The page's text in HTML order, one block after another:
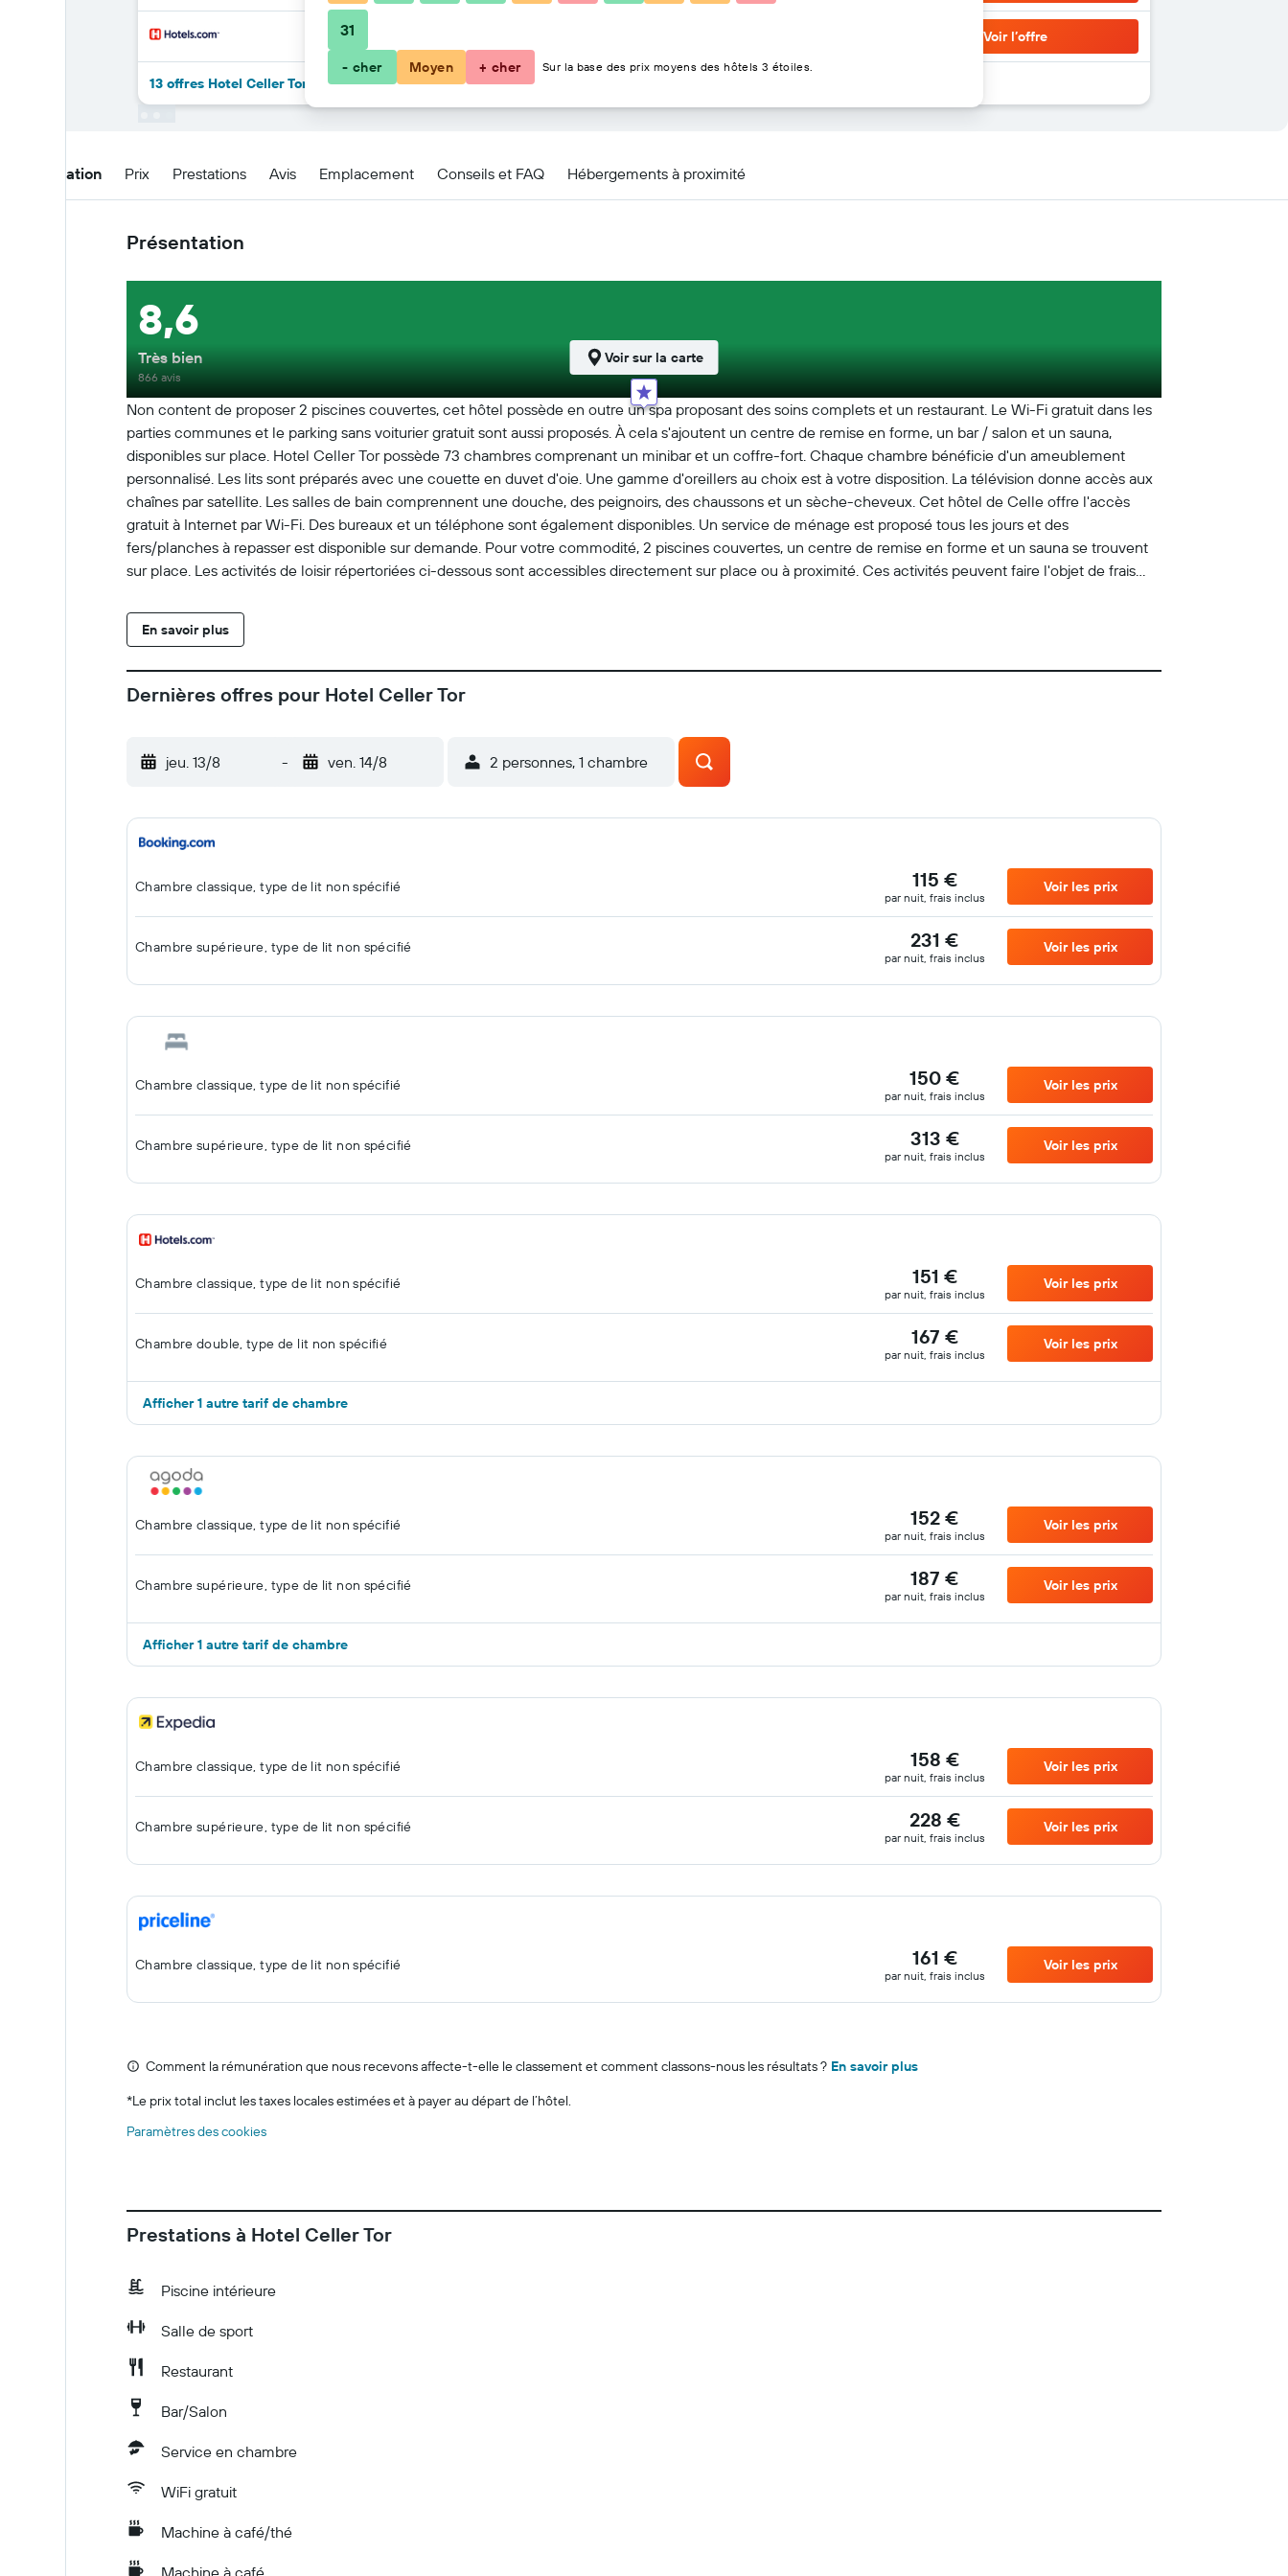
Voir l’offre
13 offres Hotel Celler Tor de plus
Présentation Prix Prestations Avis Emplacement Conseils et FAQ Hébergements à proximité
Présentation
Non content de proposer 2 piscines couvertes, cet hôtel possède en outre un spa proposant des soins complets et un restaurant. Le Wi-Fi gratuit dans les
parties communes et le parking sans voiturier gratuit sont aussi proposés. À cela s'ajoutent un centre de remise en forme, un bar / salon et un sauna,
disponibles sur place. Hotel Celler Tor possède 73 chambres comprenant un minibar et un coffre-fort. Chaque chambre bénéficie d'un ameublement
personnalisé. Les lits sont préparés avec une couette en duvet d'oie. Une gamme d'oreillers au choix est à votre disposition. La télévision donne accès aux
chaînes par satellite. Les salles de bain comprennent une douche, des peignoirs, des chaussons et un sèche-cheveux. Cet hôtel de Celle offre l'accès
gratuit à Internet par Wi-Fi. Des bureaux et un téléphone sont également disponibles. Un service de ménage est proposé tous les jours et des
fers/planches à repasser est disponible sur demande. Pour votre commodité, 2 piscines couvertes, un centre de remise en forme et un sauna se trouvent
sur place. Les activités de loisir répertoriées ci-dessous sont accessibles directement sur place ou à proximité. Ces activités peuvent faire l'objet de frais
En savoir plus
8,6
Très bien
866 avis
Voir sur la carte
Dernières offres pour Hotel Celler Tor
jeu. 13/8 - ven. 14/8 2 personnes, 1 chambre
Chambre classique, type de lit non spécifié 115 €
par nuit, frais inclus
Voir les prix
Chambre supérieure, type de lit non spécifié 231 €
par nuit, frais inclus
Voir les prix
Chambre classique, type de lit non spécifié 150 €
par nuit, frais inclus
Voir les prix
Chambre supérieure, type de lit non spécifié 313 €
par nuit, frais inclus
Voir les prix
Chambre classique, type de lit non spécifié 151 €
par nuit, frais inclus
Voir les prix
Chambre double, type de lit non spécifié 167 €
par nuit, frais inclus
Voir les prix
Afficher 1 autre tarif de chambre
Chambre classique, type de lit non spécifié 152 €
par nuit, frais inclus
Voir les prix
Chambre supérieure, type de lit non spécifié 187 €
par nuit, frais inclus
Voir les prix
Afficher 1 autre tarif de chambre
Chambre classique, type de lit non spécifié 158 €
par nuit, frais inclus
Voir les prix
Chambre supérieure, type de lit non spécifié 228 €
par nuit, frais inclus
Voir les prix
Chambre classique, type de lit non spécifié 161 €
par nuit, frais inclus
Voir les prix
Comment la rémunération que nous recevons affecte-t-elle le classement et comment classons-nous les résultats ? En savoir plus
*Le prix total inclut les taxes locales estimées et à payer au départ de l’hôtel.
Paramètres des cookies
Prestations à Hotel Celler Tor
Piscine intérieure
Salle de sport
Restaurant
Bar/Salon
Service en chambre
WiFi gratuit
Machine à café/thé
Machine à café
31
- cher Moyen + cher Sur la base des prix moyens des hôtels 3 étoiles.